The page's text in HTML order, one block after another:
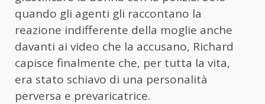
quando gli agenti gli raccontano la
reazione indifferente della moglie anche
davanti ai video che la accusano, Richard
capisce finalmente che, per tutta la vita,
era stato schiavo di una personalità
perversa e prevaricatrice.